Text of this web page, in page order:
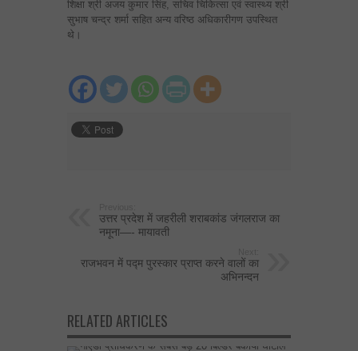
शिक्षा श्री अजय कुमार सिंह, सचिव चिकित्सा एवं स्वास्थ्य श्री
सुभाष चन्द्र शर्मा सहित अन्य वरिष्ठ अधिकारीगण उपस्थित
थे।
उत्तर प्रदेश में जहरीली शराबकांड जंगलराज का
नमूना—- मायावती
राजभवन में पद्म पुरस्कार प्राप्त करने वालों का
अभिनन्दन
RELATED ARTICLES